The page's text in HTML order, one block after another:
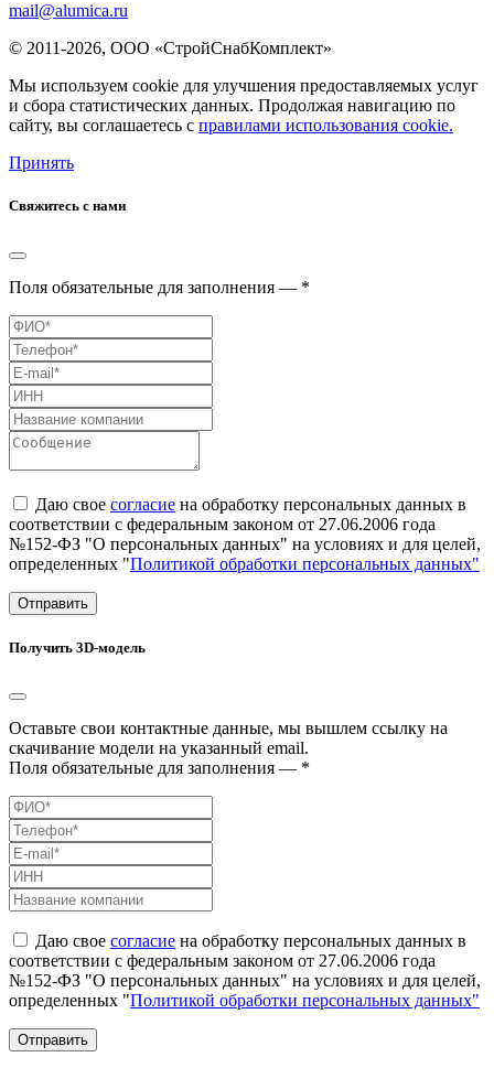
mail@alumica.ru
© 2011-2026, ООО «СтройСнабКомплект»
Мы используем cookie для улучшения предоставляемых услуг
и сбора статистических данных. Продолжая навигацию по
сайту, вы соглашаетесь с правилами использования cookie.
Принять
Свяжитесь с нами
Поля обязательные для заполнения — *
Даю свое согласие на обработку персональных данных в
соответствии с федеральным законом от 27.06.2006 года
№152-ФЗ "О персональных данных" на условиях и для целей,
определенных "Политикой обработки персональных данных"
Отправить
Получить 3D-модель
Оставьте свои контактные данные, мы вышлем ссылку на
скачивание модели на указанный email.
Поля обязательные для заполнения — *
Даю свое согласие на обработку персональных данных в
соответствии с федеральным законом от 27.06.2006 года
№152-ФЗ "О персональных данных" на условиях и для целей,
определенных "Политикой обработки персональных данных"
Отправить